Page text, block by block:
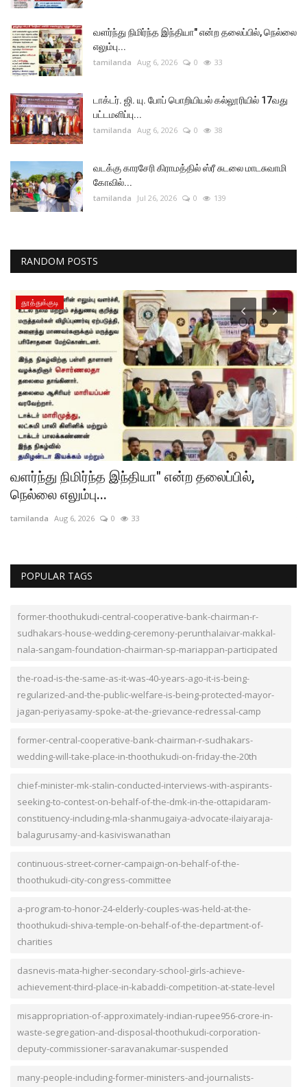
வளர்ந்து நிமிர்ந்த இந்தியா" என்ற தலைப்பில், நெல்லை
எலும்பு...
tamilanda Aug 6, 2026 0 33
டாக்டர். ஜி. யு. போப் பொறியியல் கல்லூரியில் 17வது
பட்டமளிப்பு...
tamilanda Aug 6, 2026 0 38
வடக்கு காரசேரி கிராமத்தில் ஸ்ரீ சுடலை மாடசுவாமி
கோவில்...
tamilanda Jul 26, 2026 0 139
RANDOM POSTS
தூத்துக்குடி
வளர்ந்து நிமிர்ந்த இந்தியா" என்ற தலைப்பில்,
நெல்லை எலும்பு...
tamilanda Aug 6, 2026 0 33
POPULAR TAGS
former-thoothukudi-central-cooperative-bank-chairman-r-
sudhakars-house-wedding-ceremony-perunthalaivar-makkal-
nala-sangam-foundation-chairman-sp-mariappan-participated
the-road-is-the-same-as-it-was-40-years-ago-it-is-being-
regularized-and-the-public-welfare-is-being-protected-mayor-
jagan-periyasamy-spoke-at-the-grievance-redressal-camp
former-central-cooperative-bank-chairman-r-sudhakars-
wedding-will-take-place-in-thoothukudi-on-friday-the-20th
chief-minister-mk-stalin-conducted-interviews-with-aspirants-
seeking-to-contest-on-behalf-of-the-dmk-in-the-ottapidaram-
constituency-including-mla-shanmugaiya-advocate-ilaiyaraja-
balagurusamy-and-kasiviswanathan
continuous-street-corner-campaign-on-behalf-of-the-
thoothukudi-city-congress-committee
a-program-to-honor-24-elderly-couples-was-held-at-the-
thoothukudi-shiva-temple-on-behalf-of-the-department-of-
charities
dasnevis-mata-higher-secondary-school-girls-achieve-
achievement-third-place-in-kabaddi-competition-at-state-level
misappropriation-of-approximately-indian-rupee956-crore-in-
waste-segregation-and-disposal-thoothukudi-corporation-
deputy-commissioner-saravanakumar-suspended
many-people-including-former-ministers-and-journalists-